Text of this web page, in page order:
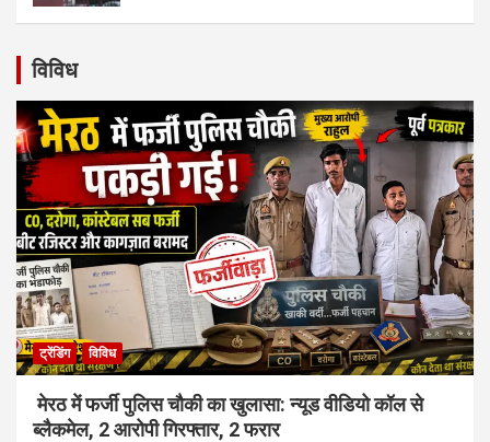
विविध
ट्रेंडिंग विविध
मेरठ में फर्जी पुलिस चौकी का खुलासा: न्यूड वीडियो कॉल से
ब्लैकमेल, 2 आरोपी गिरफ्तार, 2 फरार